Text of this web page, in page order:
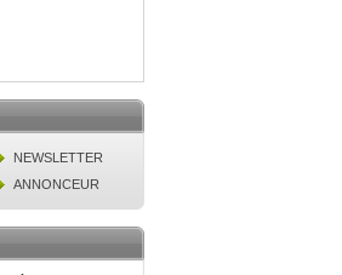
NEWSLETTER
ANNONCEUR